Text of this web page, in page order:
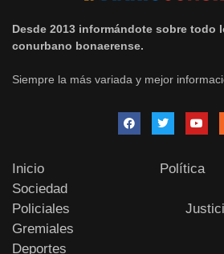
Desde 2013 informándote sobre todo
conurbano bonaerense.
Siempre la más variada y mejor
Inicio
Política
Sociedad
Policiales
Gremiales
Deportes